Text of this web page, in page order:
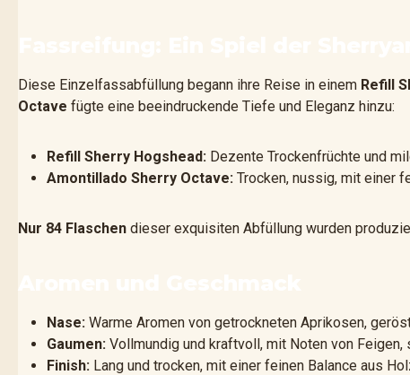
Diese Einzelfassabfüllung begann ihre Reise in einem Refill
Octave fügte eine beeindruckende Tiefe und Eleganz hinzu:
Refill Sherry Hogshead: Dezente Trockenfrüchte und
Amontillado Sherry Octave: Trocken, nussig, mit einer
Nur 84 Flaschen dieser exquisiten Abfüllung wurden
Nase: Warme Aromen von getrockneten Aprikosen,
Gaumen: Vollmundig und kraftvoll, mit Noten von
Finish: Lang und trocken, mit einer feinen Balance aus